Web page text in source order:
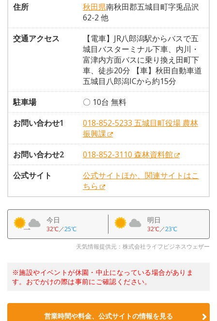
住所
秋田県南秋田郡五城目町字兎品沢
62-2 他
交通アクセス
【電車】JR八郎潟駅からバスで五
城目バスターミナル下車、内川・
富津内方面バスに乗り換え田町下
車、徒歩20分 【車】秋田自動車道
五城目八郎潟ICから約15分
駐車場
〇 10台 無料
お問い合わせ1
018-852-5233 五城目町役場 農林
振興課
お問い合わせ2
018-852-3110 森林資料館
公式サイト
公式サイトほか、関連サイトはこ
ちら
今日
32℃／25℃
明日
32℃／23℃
天気情報提供元：株式会社ライフビジネスウェザー
※施設やイベントが休園・中止になっている場合がありま
す。おでかけの際は事前にご確認ください。
営業時間や料金、公式サイトの情報を見る